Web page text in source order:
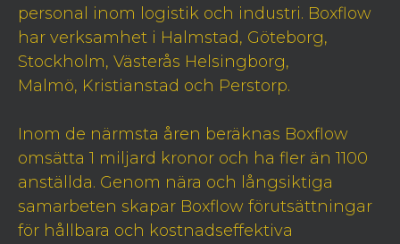
personal inom logistik och industri. Boxflow
har verksamhet i Halmstad, Göteborg,
Stockholm, Västerås Helsingborg,
Malmö, Kristianstad och Perstorp.
Inom de närmsta åren beräknas Boxflow
omsätta 1 miljard kronor och ha fler än 1100
anställda. Genom nära och långsiktiga
samarbeten skapar Boxflow förutsättningar
för hållbara och kostnadseffektiva